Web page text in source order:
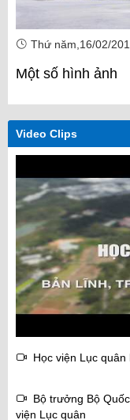
Thứ năm,16/02/
Một số hình ảnh
Video Clips
Học viện Lục
Bộ trưởng Bộ
viện Lục quân